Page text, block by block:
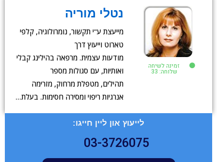
זמינה לשיחה
שלוחה: 33
נטלי מוריה
מייעצת ע"י תקשור, נומרולוגיה, קלפי
טארוט וייעוץ דרך
מודעות עצמית. מרפאה בהילינג קבלי
ואותיות, עם סגולות מספר
תהילים, מטפלת מרחוק, מזרימה
אנרגיות ריפוי ומסירה חסימות. בעלת…
לייעוץ און ליין חייגו:
03-3726075